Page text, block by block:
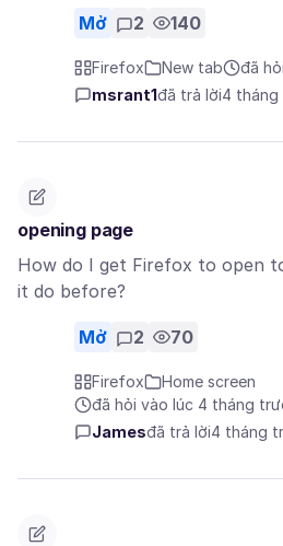
Mở 2 140
Firefox New tab
đã
msrant1đã trả lời4
opening page
How do I get Firefox to open
it do before?
Mở 2 70
Firefox
Home screen
đã hỏi vào lúc 4 tháng
Jamesđã trả lời4 tháng